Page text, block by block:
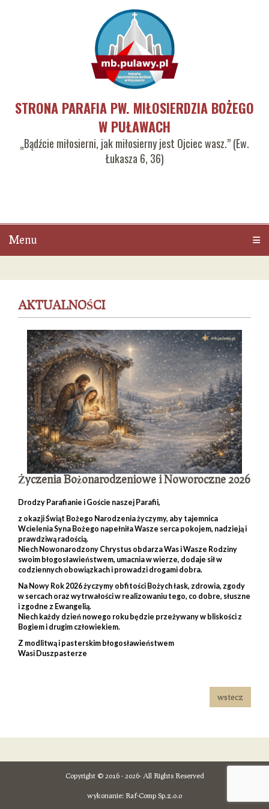
STRONA PARAFIA PW. MIŁOSIERDZIA BOŻEGO
W PUŁAWACH
„Bądźcie miłosierni, jak miłosierny jest Ojciec wasz.” (Ew.
Łukasza 6, 36)
Menu
AKTUALNOŚCI
Życzenia Bożonarodzeniowe i Noworoczne 2026
Drodzy Parafianie i Goście naszej Parafii,
z okazjiŚwiąt Bożego Narodzeniażyczymy, aby tajemnica
Wcielenia Syna Bożego napełniła Wasze serca pokojem, nadzieją i
prawdziwą radością.
Niech Nowonarodzony Chrystus obdarza Was i Wasze Rodziny
swoim błogosławieństwem, umacnia w wierze, dodaje sił w
codziennych obowiązkach i prowadzi drogami dobra.
Na Nowy Rok 2026życzymy obfitości Bożych łask, zdrowia, zgody
w sercach oraz wytrwałości w realizowaniu tego, co dobre, słuszne
i zgodne z Ewangelią.
Niech każdy dzień nowego roku będzie przeżywany w bliskości z
Bogiem i drugim człowiekiem.
Z modlitwą i pasterskim błogosławieństwem
Wasi Duszpasterze
wstecz
Copyright © 2016 - 2026- All Rights Reserved
wykonanie: Raf-Comp Sp.z.o.o